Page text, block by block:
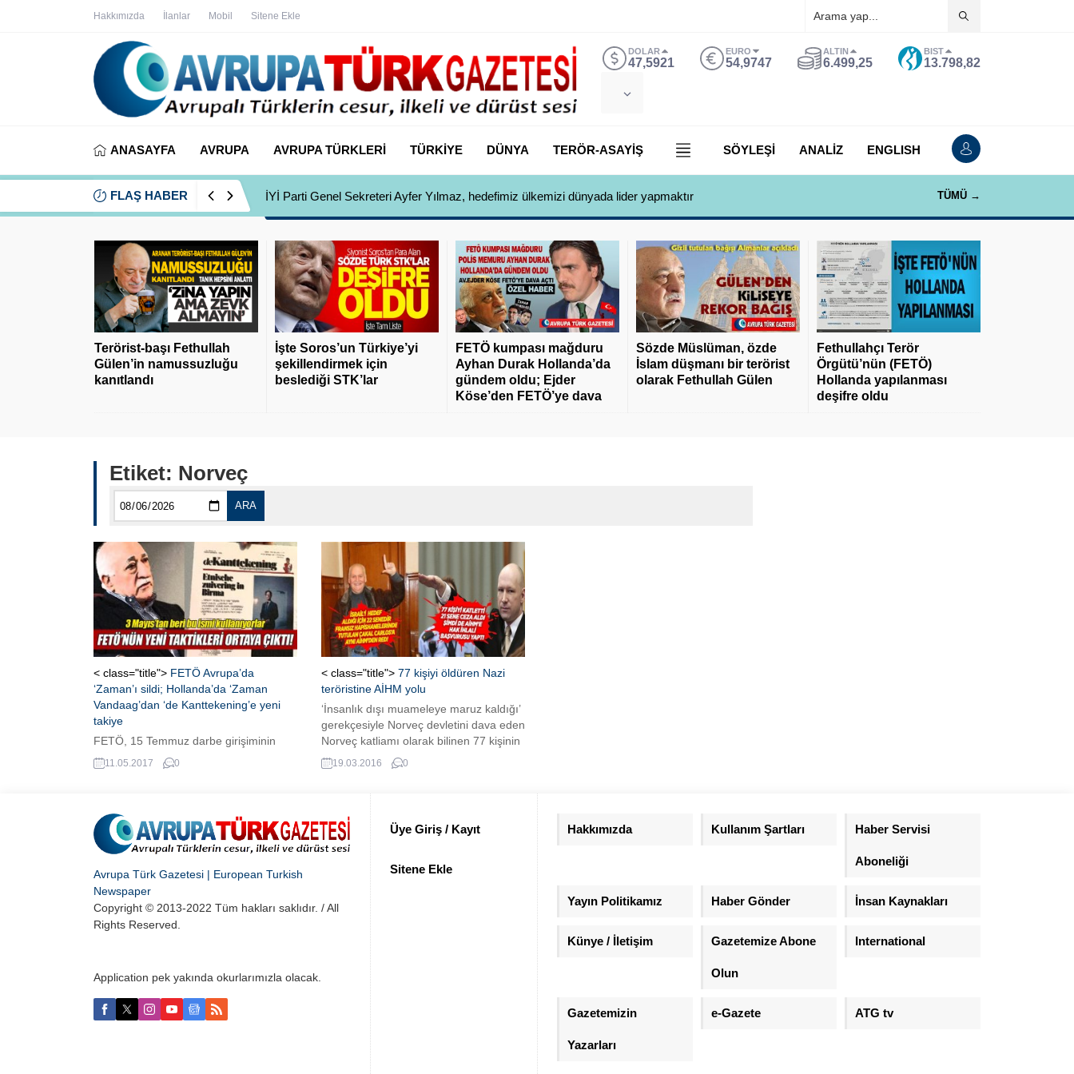
Hakkımızda İlanlar Mobil Sitene Ekle
DOLAR
47,5921
EURO
54,9747
ALTIN
6.499,25
BIST
13.798,82
ANASAYFA AVRUPA AVRUPA TÜRKLERİ TÜRKİYE DÜNYA TERÖR-ASAYİŞ SÖYLEŞİ ANALİZ ENGLISH
FLAŞ HABER İYİ Parti Genel Sekreteri Ayfer Yılmaz, hedefimiz ülkemizi dünyada lider yapmaktır TÜMÜ →
Terörist-başı Fethullah
Gülen’in namussuzluğu
kanıtlandı
İşte Soros’un Türkiye’yi
şekillendirmek için
beslediği STK’lar
FETÖ kumpası mağduru
Ayhan Durak Hollanda’da
gündem oldu; Ejder
Köse’den FETÖ’ye dava
Sözde Müslüman, özde
İslam düşmanı bir terörist
olarak Fethullah Gülen
Fethullahçı Terör
Örgütü’nün (FETÖ)
Hollanda yapılanması
deşifre oldu
Etiket: Norveç
ARA
< class="title"> FETÖ Avrupa’da
‘Zaman’ı sildi; Hollanda’da ‘Zaman
Vandaag’dan ‘de Kanttekening’e yeni
takiye
FETÖ, 15 Temmuz darbe girişiminin
ardından Avrupa'da örgütle özdeşleşen
isimleri kullanmama ve kendini gizleme
paçavrası, 3 Mayıs'tan itibaren "Zaman"
yerine "dipnot" anlamına gelen 'de
Kanttekening' adıyla yayın yapma kararı
aldı.
11.05.2017 0
< class="title"> 77 kişiyi öldüren Nazi
teröristine AİHM yolu
‘İnsanlık dışı muameleye maruz kaldığı’
gerekçesiyle Norveç devletini dava eden
Norveç katliamı olarak bilinen 77 kişinin
katledildiği olayın tek hükümlüsü Anders
Behring Breivik ‘Nazi selamı’yla boy
19.03.2016 0
Avrupa Türk Gazetesi | European Turkish
Newspaper
Copyright © 2013-2022 Tüm hakları saklıdır. / All
Rights Reserved.
Application pek yakında okurlarımızla olacak.
Üye Giriş / Kayıt
Sitene Ekle
Hakkımızda Kullanım Şartları Haber Servisi
Aboneliği
Yayın Politikamız Haber Gönder İnsan Kaynakları
Künye / İletişim Gazetemize Abone
Olun
International
Gazetemizin
Yazarları
e-Gazete ATG tv